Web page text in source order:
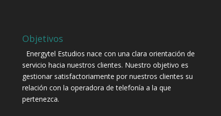
Objetivos
Energytel Estudios nace con una clara orientación de
servicio hacia nuestros clientes. Nuestro objetivo es
gestionar satisfactoriamente por nuestros clientes su
relación con la operadora de telefonía a la que
pertenezca.